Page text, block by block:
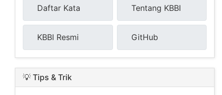
Daftar Kata Tentang KBBI
KBBI Resmi GitHub
💡 Tips & Trik